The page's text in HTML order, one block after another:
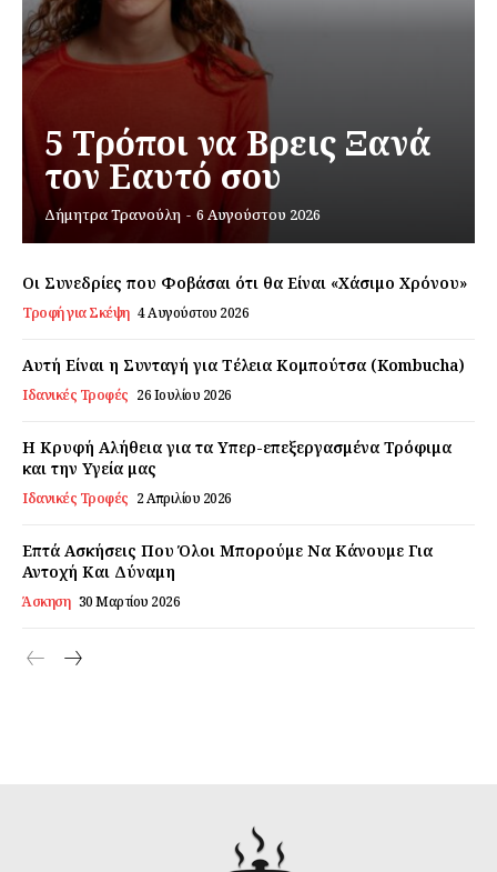
Εγγραφείτε τώρα!
Daily Food
Σχετικά με εμάς
Αποποίηση Ευθυνών
Ο λογαριασμός μου
Επικοινωνία
5 Τρόποι να Βρεις Ξανά
τον Εαυτό σου
Δήμητρα Τρανούλη - 6 Αυγούστου 2026
Οι Συνεδρίες που Φοβάσαι ότι θα Είναι «Χάσιμο Χρόνου»
Τροφή για Σκέψη 4 Αυγούστου 2026
Αυτή Είναι η Συνταγή για Τέλεια Κομπούτσα (Kombucha)
Ιδανικές Τροφές 26 Ιουλίου 2026
Η Κρυφή Αλήθεια για τα Υπερ-επεξεργασμένα Τρόφιμα
και την Υγεία μας
Ιδανικές Τροφές 2 Απριλίου 2026
Επτά Ασκήσεις Που Όλοι Μπορούμε Να Κάνουμε Για
Αντοχή Και Δύναμη
Άσκηση 30 Μαρτίου 2026